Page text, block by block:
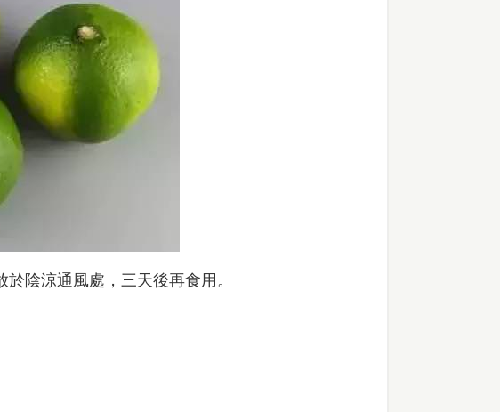
陰涼通風處，三天後再食用。